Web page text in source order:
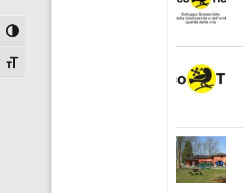
Attiva/disattiva alto contrasto
Attiva/disattiva dimensione testo